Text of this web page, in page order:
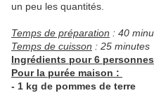
un peu les quantités.
Temps de préparation : 40
Temps de cuisson : 25 minutes
Ingrédients pour 6
Pour la purée maison :
- 1 kg de pommes de terre